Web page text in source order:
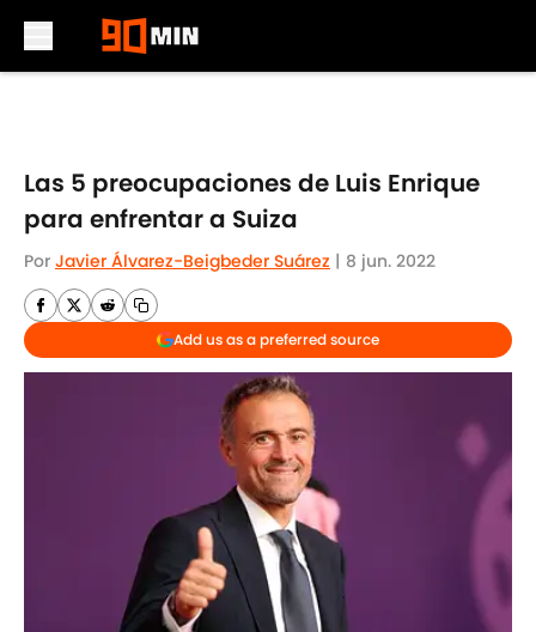
Las 5 preocupaciones de Luis Enrique
para enfrentar a Suiza
Por Javier Álvarez-Beigbeder Suárez | 8 jun. 2022
Add us as a preferred source